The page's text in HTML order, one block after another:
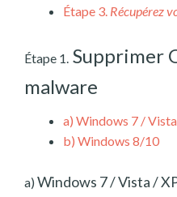
Étape 3. Récupérez
Étape 1. Supprimer
malware
a) Windows 7 /
b) Windows 8/10
a) Windows 7 / Vista /